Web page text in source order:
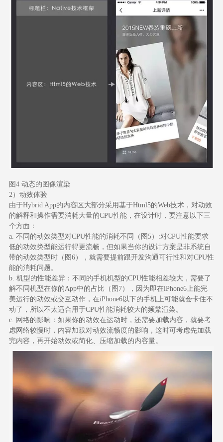
图4 动态的图像渲染
2）动效体验
由于Hybrid App的内容区大部分采用基于Html5的Web技术，对动效
的解释和操作需要消耗大量的CPU性能，在设计时，要注意以下三
个方面：
a. 不同的动效类型对CPU性能的消耗不同（图5）:对CPU性能要求
低的动效类型能运行得更流畅，但如果当你的设计方案是非系统自
带的动效类型时（图6），就需要提前跟开发沟通可行性和对CPU性
能的消耗问题。
b. 机型的性能差异：不同的手机机型的CPU性能相差较大，需要了
解不同机型在你的App中的占比（图7），因为即在iPhone6上能完
美运行的动效或交互动作，在iPhone6以下的手机上可能就会卡住不
动了，所以不太适合用于CPU性能消耗较大的频繁渲染。
c. 网络的影响：如果你的动效在运动时，还需要加载内容，就要考
虑网络较慢时，内容加载对动效流畅度的影响，这时可考虑先加载
完内容，再开始动效或简化、压缩加载的内容量。